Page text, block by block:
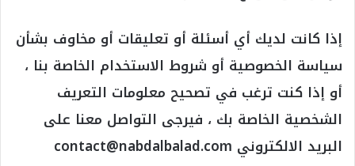
إذا كانت لديك أي أسئلة أو تعليقات أو مخاوف بشأن
سياسة الخصوصية أو شروط الاستخدام الخاصة بنا ،
أو إذا كنت ترغب في تصحيح معلومات التعريف
الشخصية الخاصة بك ، فيرجى التواصل معنا على
البريد الالكتروني contact@nabdalbalad.com